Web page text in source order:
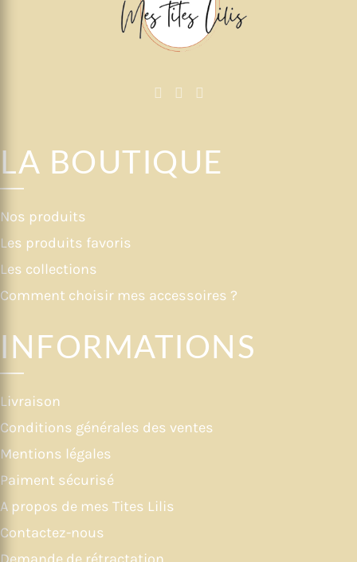
LA BOUTIQUE
Nos produits
Les produits favoris
Les collections
Comment choisir mes accessoires ?
INFORMATIONS
Livraison
Conditions générales des ventes
Mentions légales
Paiment sécurisé
A propos de mes Tites Lilis
Contactez-nous